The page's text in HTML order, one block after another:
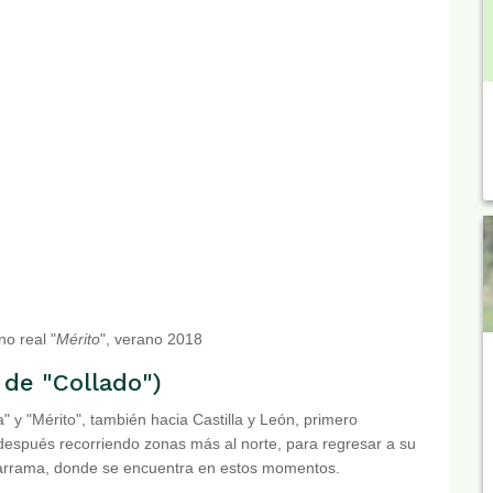
real "Mérito", verano 2018
de "Collado")
y "Mérito", también hacia Castilla y León, primero
recorriendo zonas más al norte, para regresar a su
donde se encuentra en estos momentos.